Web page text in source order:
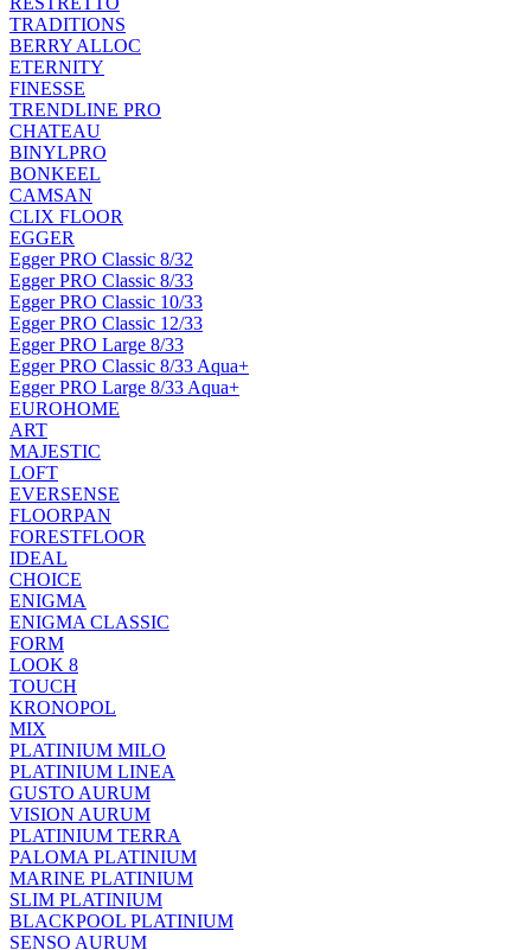
TRADITIONS
BERRY ALLOC
ETERNITY
FINESSE
TRENDLINE PRO
CHATEAU
BINYLPRO
BONKEEL
CAMSAN
CLIX FLOOR
EGGER
Egger PRO Classic 8/32
Egger PRO Classic 8/33
Egger PRO Classic 10/33
Egger PRO Classic 12/33
Egger PRO Large 8/33
Egger PRO Classic 8/33 Aqua+
Egger PRO Large 8/33 Aqua+
EUROHOME
ART
MAJESTIC
LOFT
EVERSENSE
FLOORPAN
FORESTFLOOR
IDEAL
CHOICE
ENIGMA
ENIGMA CLASSIC
FORM
LOOK 8
TOUCH
KRONOPOL
MIX
PLATINIUM MILO
PLATINIUM LINEA
GUSTO AURUM
VISION AURUM
PLATINIUM TERRA
PALOMA PLATINIUM
MARINE PLATINIUM
SLIM PLATINIUM
BLACKPOOL PLATINIUM
SENSO AURUM